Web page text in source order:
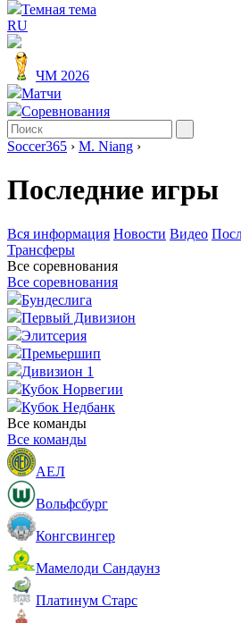
Темная тема
RU
ЧМ 2026
Матчи
Соревнования
Soccer365 › M. Niang ›
Последние игры
Вся информация Новости Видео
Трансферы
Все соревнования
Все соревнования
Бундеслига
Первый Дивизион
Элитсерия
Премьершип
Дивизион 1
Кубок Норвегии
Кубок Недбанк
Все команды
Все команды
АЕЛ
Вольфсбург
Конгсвингер
Мамелоди Сандаунз
Платинум Старс